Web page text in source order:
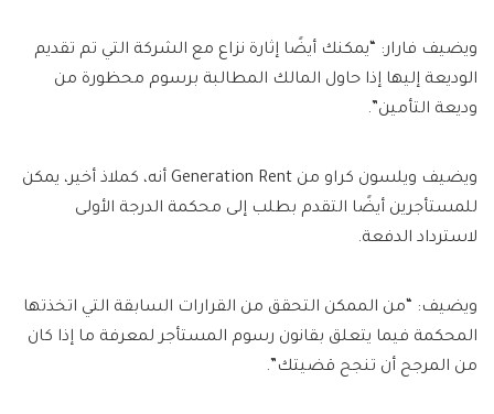
ويضيف فارار: “يمكنك أيضًا إثارة نزاع مع الشركة التي تم تقديم
الوديعة إليها إذا حاول المالك المطالبة برسوم محظورة من
وديعة التأمين”.
ويضيف ويلسون كراو من Generation Rent أنه، كملاذ أخير، يمكن
للمستأجرين أيضًا التقدم بطلب إلى محكمة الدرجة الأولى
لاسترداد الدفعة.
ويضيف: “من الممكن التحقق من القرارات السابقة التي اتخذتها
المحكمة فيما يتعلق بقانون رسوم المستأجر لمعرفة ما إذا كان
من المرجح أن تنجح قضيتك”.